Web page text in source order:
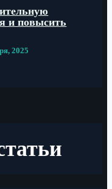
и повысить
2025